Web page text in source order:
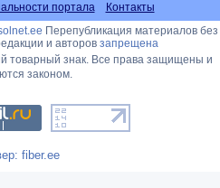
портала
Контакты
Перепубликация материалов без
и авторов запрещена
товарный знак. Все права защищены и
законом.
fiber.ee